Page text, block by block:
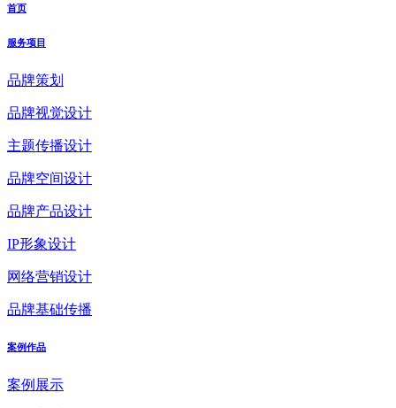
首页
服务项目
品牌策划
品牌视觉设计
主题传播设计
品牌空间设计
品牌产品设计
IP形象设计
网络营销设计
品牌基础传播
案例作品
案例展示